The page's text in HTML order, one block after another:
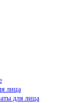
лица
для лица